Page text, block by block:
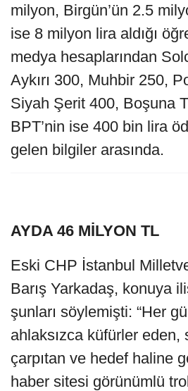
milyon, Birgün’ün 2.5
ise 8 milyon lira aldığı
medya hesaplarından
Aykırı 300, Muhbir 250,
Siyah Şerit 400, Boşuna
BPT’nin ise 400 bin lira
gelen bilgiler arasında.
AYDA 46 MİLYON TL
Eski CHP İstanbul
Barış Yarkadaş, konuya
şunları söylemişti: “Her
ahlaksızca küfürler eden,
çarpıtan ve hedef haline
haber sitesi görünümlü